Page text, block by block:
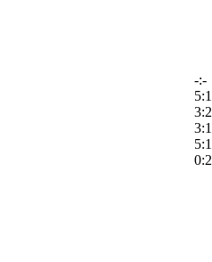
-:-
5:1
3:2
3:1
5:1
0:2